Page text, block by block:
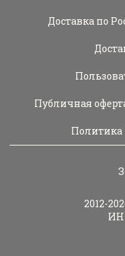
Доставка по
Публичная
Политика
2012-